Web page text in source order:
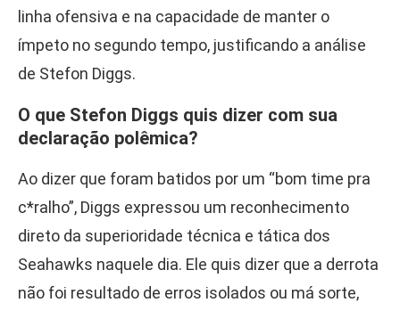
linha ofensiva e na capacidade de manter o
ímpeto no segundo tempo, justificando a análise
de Stefon Diggs.
O que Stefon Diggs quis dizer com sua
declaração polêmica?
Ao dizer que foram batidos por um “bom time pra
c*ralho”, Diggs expressou um reconhecimento
direto da superioridade técnica e tática dos
Seahawks naquele dia. Ele quis dizer que a derrota
não foi resultado de erros isolados ou má sorte,